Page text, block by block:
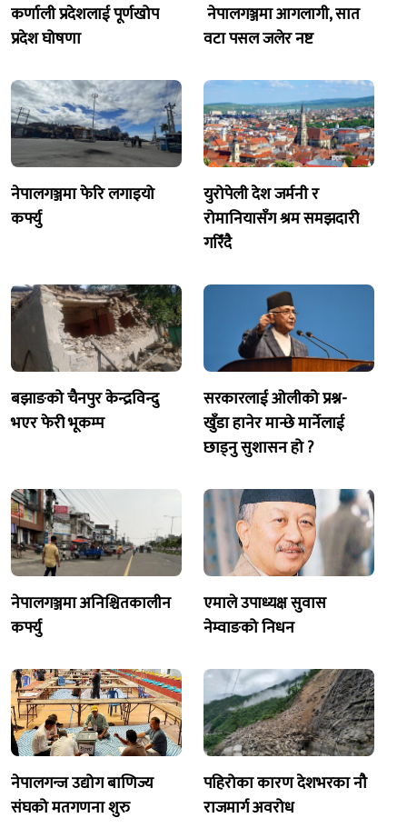
कर्णाली प्रदेशलाई पूर्णखोप
प्रदेश घोषणा
नेपालगञ्जमा आगलागी, सात
वटा पसल जलेर नष्ट
नेपालगञ्जमा फेरि लगाइयो
कर्फ्यु
युरोपेली देश जर्मनी र
रोमानियासँग श्रम समझदारी
गरिँदै
बझाङको चैनपुर केन्द्रविन्दु
भएर फेरी भूकम्प
सरकारलाई ओलीको प्रश्न-
खुँडा हानेर मान्छे मार्नेलाई
छाड्नु सुशासन हो ?
नेपालगञ्जमा अनिश्चितकालीन
कर्फ्यु
एमाले उपाध्यक्ष सुवास
नेम्वाङको निधन
नेपालगन्ज उद्योग बाणिज्य
संघको मतगणना शुरु
पहिरोका कारण देशभरका नौ
राजमार्ग अवरोध